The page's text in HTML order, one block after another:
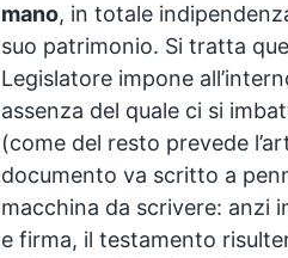
mano, in totale
suo patrimonio. Si tratta
Legislatore impone
assenza del quale ci si
(come del resto prevede
documento va scritto a
macchina da scrivere: anzi
e firma, il testamento